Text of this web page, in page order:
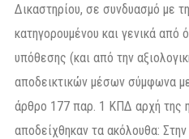
Δικαστηρίου, σε συνδυασμό με
κατηγορουμένου και γενικά από
υπόθεσης (και από την
αποδεικτικών μέσων σύμφωνα
άρθρο 177 παρ. 1 ΚΠΔ αρχή της
αποδείχθηκαν τα ακόλουθα: